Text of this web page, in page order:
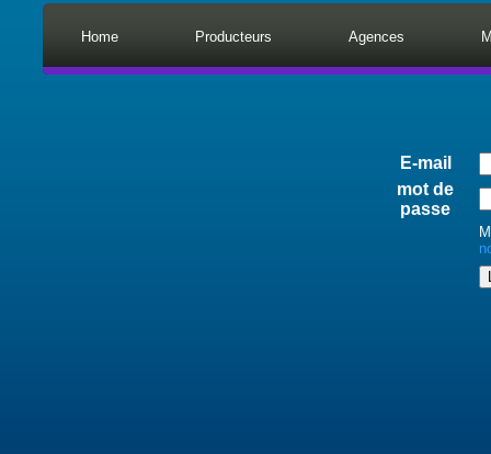
Home Producteurs Agences
E-mail
mot de
passe